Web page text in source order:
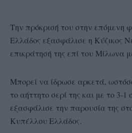
Την πρόκρισή του στην επόμενη
Ελλάδος εξασφάλισε η Κύζικος
επικράτησή της επί του Μίλωνα
Μπορεί να ίδρωσε αρκετά,
το αήττητο σερί της και με το 3-
εξασφάλισε την παρουσία της
Κυπέλλου Ελλάδος.